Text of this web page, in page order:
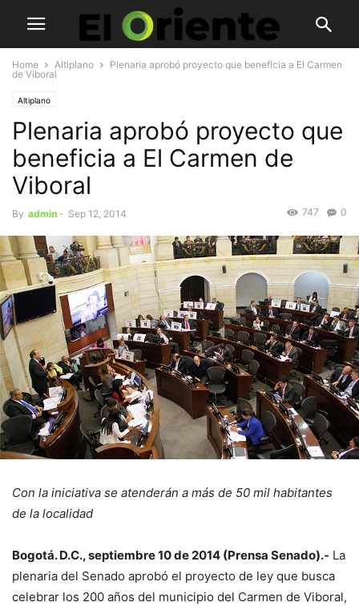
Home Altiplano
Plenaria aprobó proyecto que beneficia a El Carmen
de Viboral
Altiplano
Plenaria aprobó proyecto que
beneficia a El Carmen de
Viboral
By admin - Sep 12, 2014 0
747
Con la iniciativa se atenderán a más de 50 mil habitantes
de la localidad
Bogotá. D.C., septiembre 10 de 2014 (Prensa Senado).- La
plenaria del Senado aprobó el proyecto de ley que busca
celebrar los 200 años del municipio del Carmen de Viboral,